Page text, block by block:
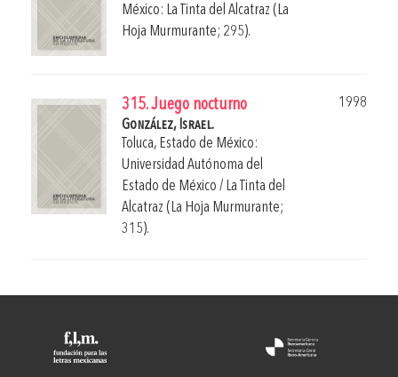
México: La Tinta del Alcatraz (La
Hoja Murmurante; 295).
315. Juego nocturno
1998
González, Israel.
Toluca, Estado de México:
Universidad Autónoma del
Estado de México / La Tinta del
Alcatraz (La Hoja Murmurante;
315).